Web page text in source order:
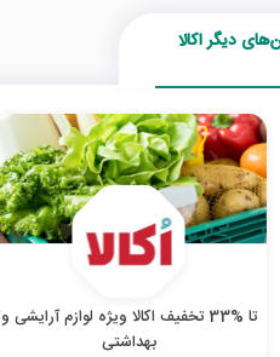
دیگر اکالا
تا %33 تخفیف اکالا ویژه لوازم آرایشی و
بهداشتی